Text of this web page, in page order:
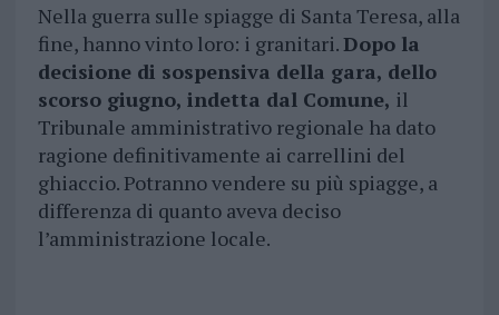
Nella guerra sulle spiagge di Santa Teresa, alla
fine, hanno vinto loro: i granitari.Dopo la
decisione di sospensiva della gara, dello
scorso giugno, indetta dal Comune, il
Tribunale amministrativo regionale ha dato
ragione definitivamente ai carrellini del
ghiaccio. Potranno vendere su più spiagge, a
differenza di quanto aveva deciso
l’amministrazione locale.